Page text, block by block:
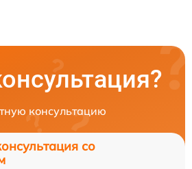
консультацию
со